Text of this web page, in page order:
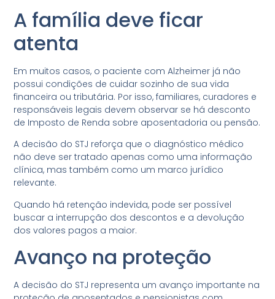
A família deve ficar
atenta
Em muitos casos, o paciente com Alzheimer já não
possui condições de cuidar sozinho de sua vida
financeira ou tributária. Por isso, familiares, curadores e
responsáveis legais devem observar se há desconto
de Imposto de Renda sobre aposentadoria ou pensão.
A decisão do STJ reforça que o diagnóstico médico
não deve ser tratado apenas como uma informação
clínica, mas também como um marco jurídico
relevante.
Quando há retenção indevida, pode ser possível
buscar a interrupção dos descontos e a devolução
dos valores pagos a maior.
Avanço na proteção
A decisão do STJ representa um avanço importante na